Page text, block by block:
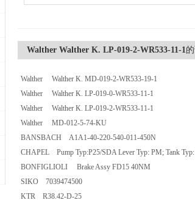
Walther Walther K. LP-019-2-WR533-11-1
Walther Walther K. MD-019-2-WR533-19-1
Walther Walther K. LP-019-0-WR533-11-1
Walther Walther K. LP-019-2-WR533-11-1
Walther MD-012-5-74-KU
BANSBACH A1A1-40-220-540-011-450N
CHAPEL Pump Typ:P25/SDA Lever Typ: PM; Tank
BONFIGLIOLI Brake Assy FD15 40NM
SIKO 7039474500
KTR R38.42-D-25